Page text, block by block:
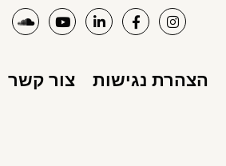
הצהרת נגישות צור קשר